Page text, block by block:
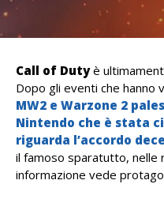
Call of Dutyè
Dopo gli eventi che hanno
MW2 e Warzone 2
Nintendo che è stata
riguarda l’accordo
il famoso sparatutto, nelle
informazione vede